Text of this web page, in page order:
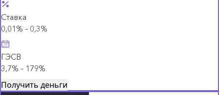
Ставка
0,01% – 0,3%
ГЭСВ
3,7% – 179%
Получить деньги